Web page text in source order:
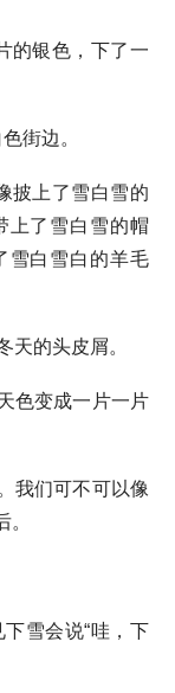
的银色，下了一
街边。
披上了雪白雪的
上了雪白雪的帽
雪白雪白的羊毛
天的头皮屑。
色变成一片一片
我们可不可以像
雪会说“哇，下